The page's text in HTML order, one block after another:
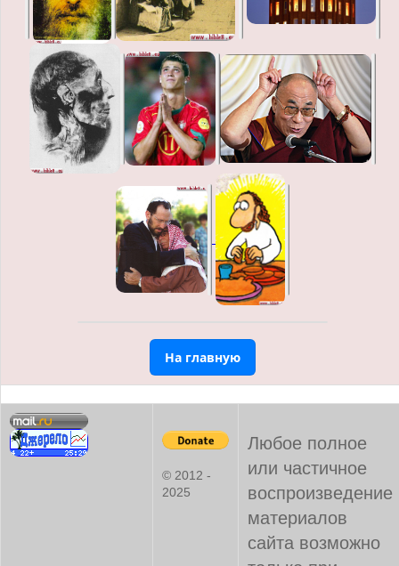
На главную
© 2012 -
2025
Любое полное
или частичное
воспроизведение
материалов
сайта возможно